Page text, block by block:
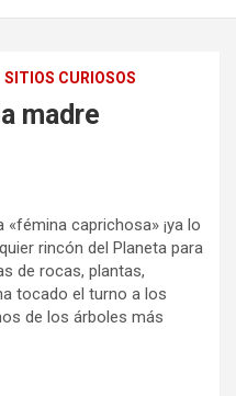
SITIOS CURIOSOS
madre
caprichosa» ¡ya lo
rincón del Planeta para
de rocas, plantas,
tocado el turno a los
de los árboles más